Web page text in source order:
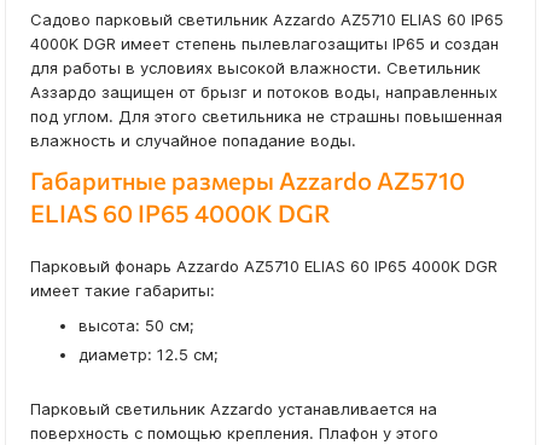
Садово парковый светильник Azzardo AZ5710 ELIAS 60 IP65
4000K DGR имеет степень пылевлагозащиты IP65 и создан
для работы в условиях высокой влажности. Светильник
Аззардо защищен от брызг и потоков воды, направленных
под углом. Для этого светильника не страшны повышенная
влажность и случайное попадание воды.
Габаритные размеры Azzardo AZ5710
ELIAS 60 IP65 4000K DGR
Парковый фонарь Azzardo AZ5710 ELIAS 60 IP65 4000K DGR
имеет такие габариты:
высота: 50 см;
диаметр: 12.5 см;
Парковый светильник Azzardo устанавливается на
поверхность с помощью крепления. Плафон у этого